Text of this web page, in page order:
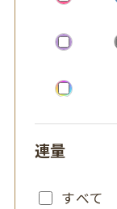
連量
すべて